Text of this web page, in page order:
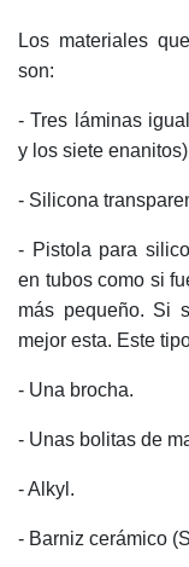
Los materiales
son:
- Tres láminas
y los siete
- Silicona
- Pistola para
en tubos como si
más pequeño. Si
mejor esta. Este
- Una brocha.
- Unas bolitas de
- Alkyl.
- Barniz cerámico